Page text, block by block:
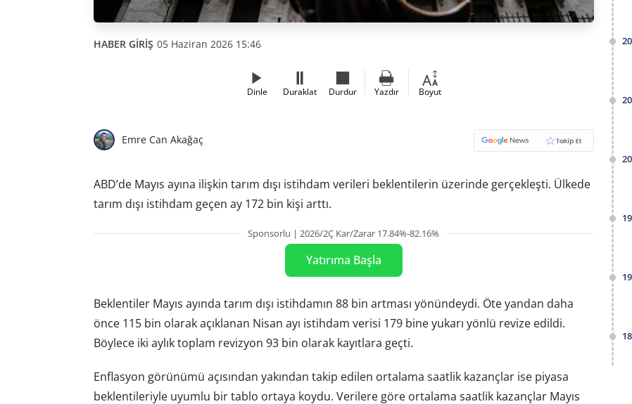
HABER GİRİŞ 05 Haziran 2026 15:46
Dinle Duraklat Durdur Yazdır Boyut
Emre Can Akağaç
ABD’de Mayıs ayına ilişkin tarım dışı istihdam verileri beklentilerin üzerinde gerçekleşti. Ülkede
tarım dışı istihdam geçen ay 172 bin kişi arttı.
Sponsorlu | 2026/2Ç Kar/Zarar 17.84%-82.16%
Yatırıma Başla
Beklentiler Mayıs ayında tarım dışı istihdamın 88 bin artması yönündeydi. Öte yandan daha
önce 115 bin olarak açıklanan Nisan ayı istihdam verisi 179 bine yukarı yönlü revize edildi.
Böylece iki aylık toplam revizyon 93 bin olarak kayıtlara geçti.
Enflasyon görünümü açısından yakından takip edilen ortalama saatlik kazançlar ise piyasa
beklentileriyle uyumlu bir tablo ortaya koydu. Verilere göre ortalama saatlik kazançlar Mayıs